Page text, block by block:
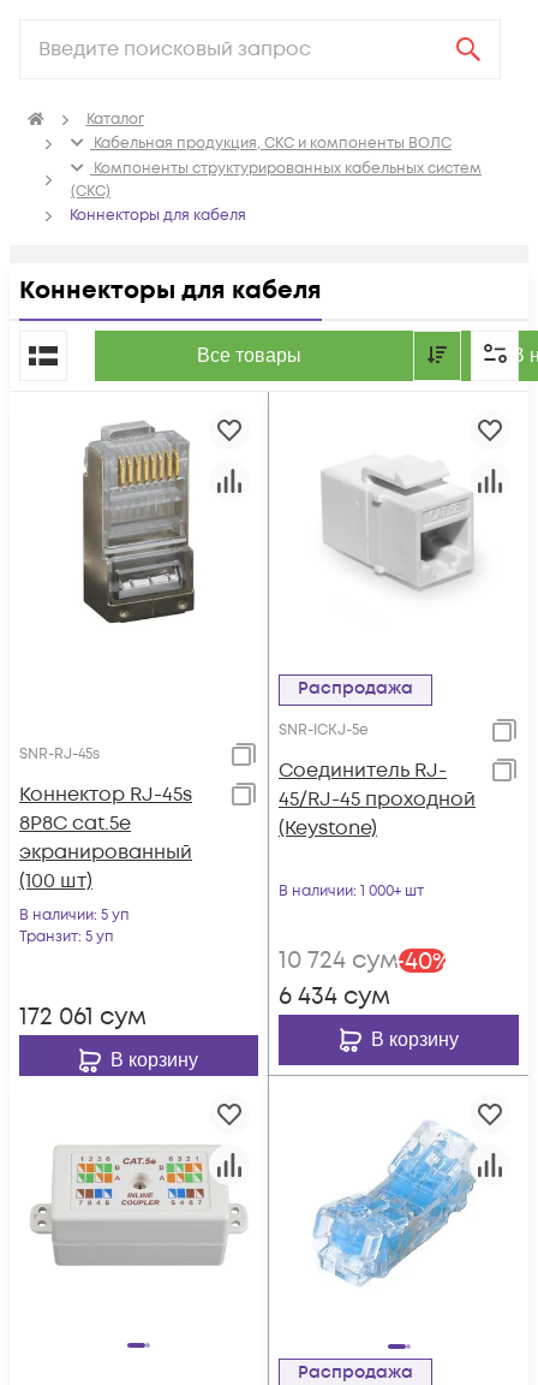
Каталог
Кабельная продукция, СКС и компоненты ВОЛС
Компоненты структурированных кабельных систем
(СКС)
Коннекторы для кабеля
Коннекторы для кабеля
Все товары В
По популярности
SNR-RJ-45s
Коннектор RJ-45s
8P8C cat.5e
экранированный
(100 шт)
В наличии: 5 уп
Транзит: 5 уп
172 061 сум
В корзину
Распродажа
SNR-ICKJ-5e
Соединитель RJ-
45/RJ-45 проходной
(Keystone)
В наличии: 1 000+ шт
10 724 сум-40%
6 434 сум
В корзину
Распродажа